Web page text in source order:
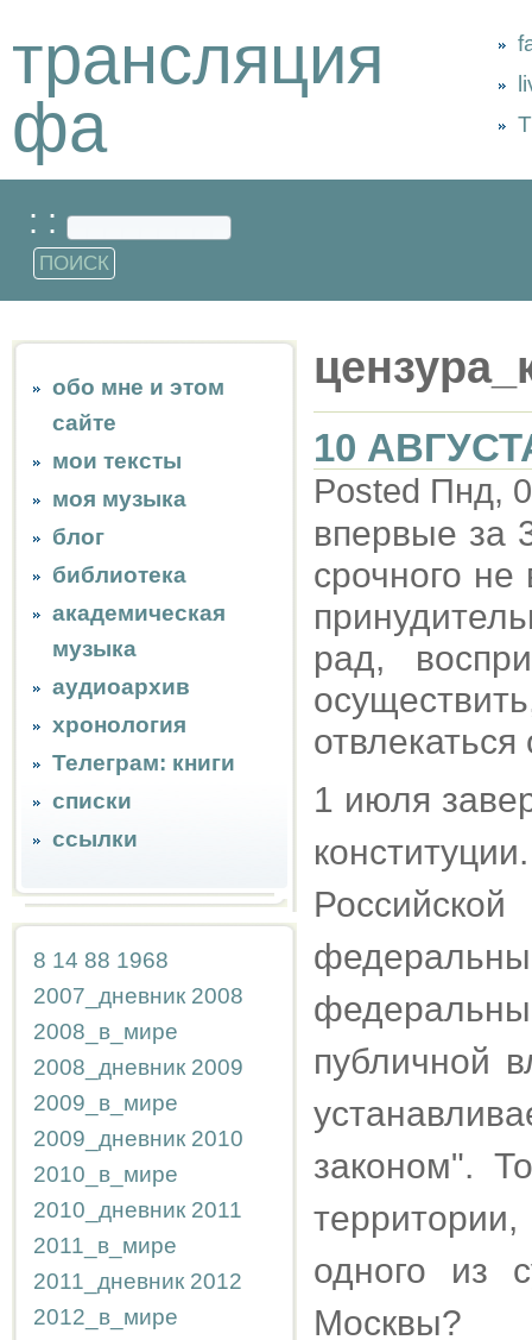
трансляция
фа
: :
обо мне и этом
сайте
мои тексты
моя музыка
блог
библиотека
академическая
музыка
аудиоархив
хронология
Телеграм: книги
списки
ссылки
8 14 88 1968
2007_дневник 2008
2008_в_мире
2008_дневник 2009
2009_в_мире
2009_дневник 2010
2010_в_мире
2010_дневник 2011
2011_в_мире
2011_дневник 2012
2012_в_мире
10
Posted Пнд,
впервые за
срочного
рад,
1 июля
публичной
законом".
одного из
Москвы?